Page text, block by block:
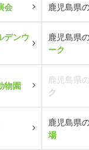
会 鹿児島県
デンウ
鹿児島県
ーク
物園
鹿児島県の
ク
鹿児島県
場